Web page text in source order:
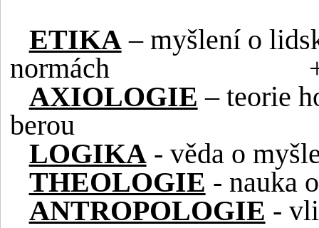
ETIKA– myšlení o
normách
AXIOLOGIE – teorie
berou
LOGIKA- věda o
THEOLOGIE - nauka
ANTROPOLOGIE -